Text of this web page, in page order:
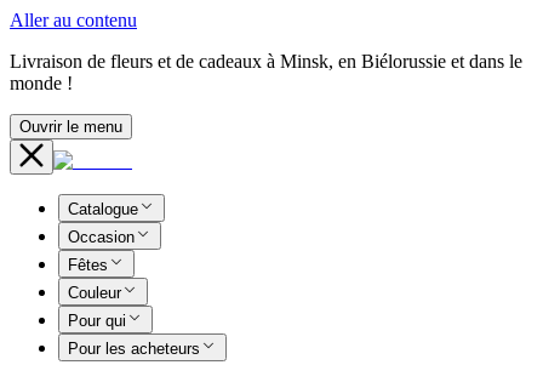
Aller au contenu
Livraison de fleurs et de cadeaux à Minsk, en Biélorussie et dans le
monde !
Ouvrir le menu
Catalogue
Occasion
Fêtes
Couleur
Pour qui
Pour les acheteurs